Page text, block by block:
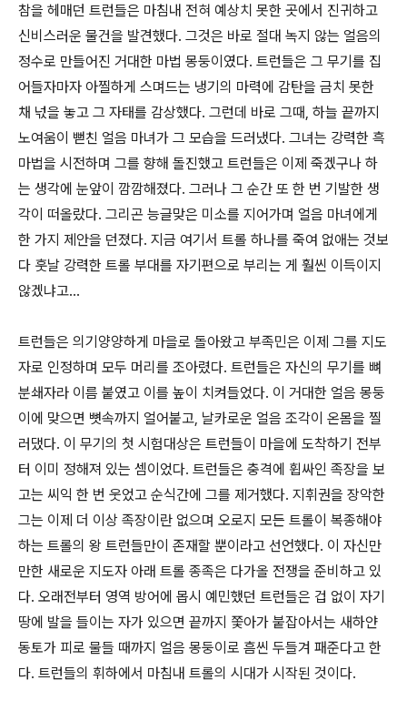
참을 헤매던 트런들은 마침내 전혀 예상치 못한 곳에서 진귀하고
신비스러운 물건을 발견했다. 그것은 바로 절대 녹지 않는 얼음의
정수로 만들어진 거대한 마법 몽둥이였다. 트런들은 그 무기를 집
어들자마자 아찔하게 스며드는 냉기의 마력에 감탄을 금치 못한
채 넋을 놓고 그 자태를 감상했다. 그런데 바로 그때, 하늘 끝까지
노여움이 뻗친 얼음 마녀가 그 모습을 드러냈다. 그녀는 강력한 흑
마법을 시전하며 그를 향해 돌진했고 트런들은 이제 죽겠구나 하
는 생각에 눈앞이 깜깜해졌다. 그러나 그 순간 또 한 번 기발한 생
각이 떠올랐다. 그리곤 능글맞은 미소를 지어가며 얼음 마녀에게
한 가지 제안을 던졌다. 지금 여기서 트롤 하나를 죽여 없애는 것보
다 훗날 강력한 트롤 부대를 자기편으로 부리는 게 훨씬 이득이지
않겠냐고...
트런들은 의기양양하게 마을로 돌아왔고 부족민은 이제 그를 지도
자로 인정하며 모두 머리를 조아렸다. 트런들은 자신의 무기를 뼈
분쇄자라 이름 붙였고 이를 높이 치켜들었다. 이 거대한 얼음 몽둥
이에 맞으면 뼛속까지 얼어붙고, 날카로운 얼음 조각이 온몸을 찔
러댔다. 이 무기의 첫 시험대상은 트런들이 마을에 도착하기 전부
터 이미 정해져 있는 셈이었다. 트런들은 충격에 휩싸인 족장을 보
고는 씨익 한 번 웃었고 순식간에 그를 제거했다. 지휘권을 장악한
그는 이제 더 이상 족장이란 없으며 오로지 모든 트롤이 복종해야
하는 트롤의 왕 트런들만이 존재할 뿐이라고 선언했다. 이 자신만
만한 새로운 지도자 아래 트롤 종족은 다가올 전쟁을 준비하고 있
다. 오래전부터 영역 방어에 몹시 예민했던 트런들은 겁 없이 자기
땅에 발을 들이는 자가 있으면 끝까지 쫓아가 붙잡아서는 새하얀
동토가 피로 물들 때까지 얼음 몽둥이로 흠씬 두들겨 패준다고 한
다. 트런들의 휘하에서 마침내 트롤의 시대가 시작된 것이다.